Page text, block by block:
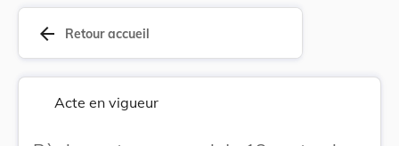
arrow_back Retour accueil
Acte en vigueur